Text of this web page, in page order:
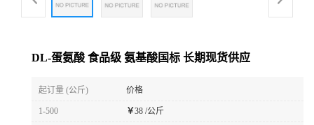
DL-蛋氨酸 食品级 氨基酸国标 长期现货供应
起订量 (公斤) 价格
1-500 ￥38 /公斤